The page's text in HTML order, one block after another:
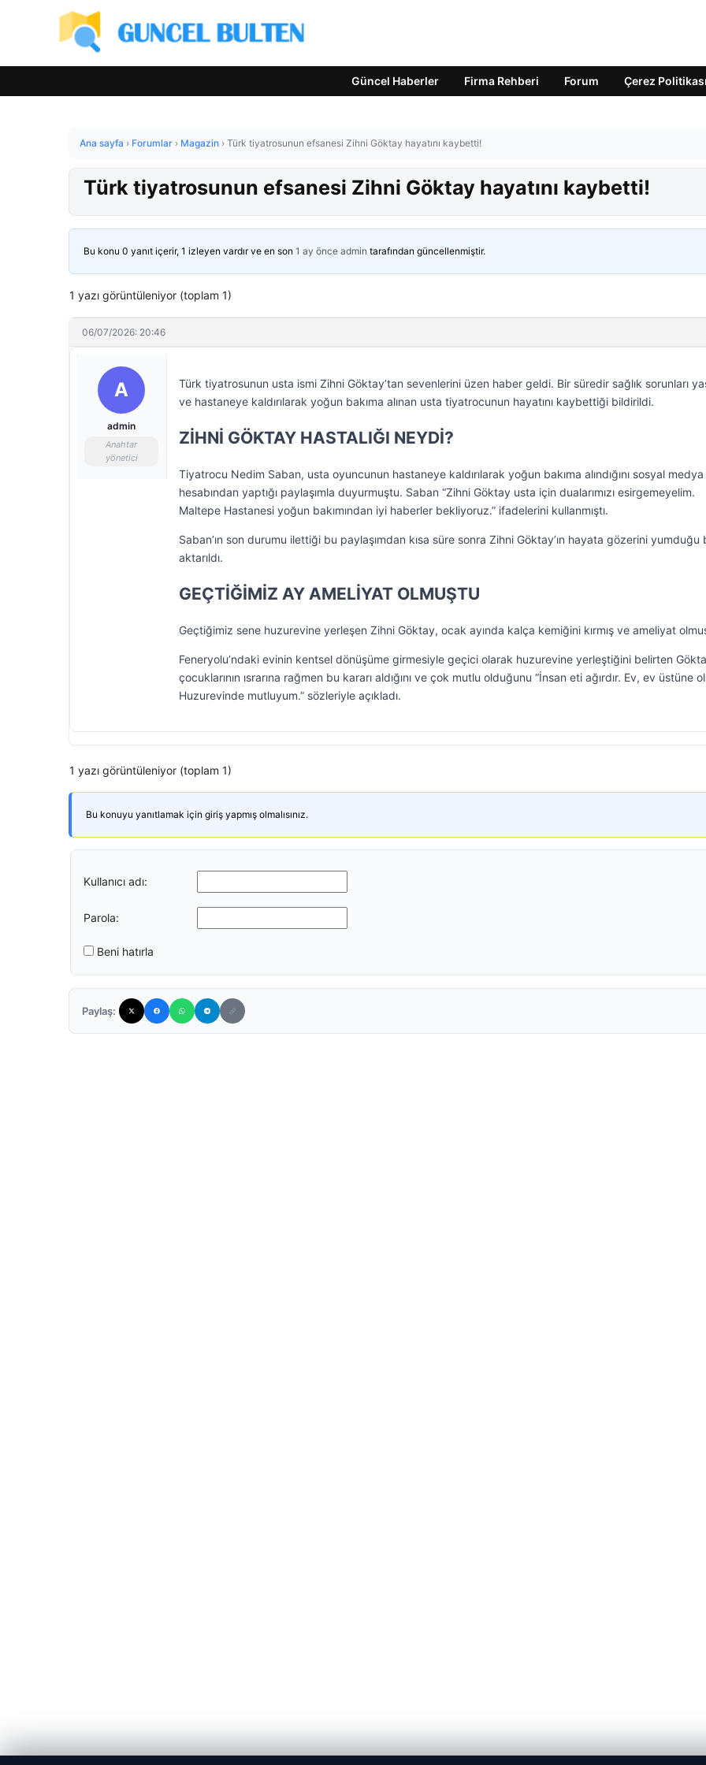
Güncel Haberler Firma Rehberi Forum Çerez Politikası
Ana sayfa › Forumlar › Magazin › Türk tiyatrosunun efsanesi Zihni Göktay hayatını kaybetti!
Türk tiyatrosunun efsanesi Zihni Göktay hayatını kaybetti!
Bu konu 0 yanıt içerir, 1 izleyen vardır ve en son 1 ay önce admin tarafından güncellenmiştir.
1 yazı görüntüleniyor (toplam 1)
06/07/2026: 20:46
A
admin
Anahtar
yönetici
Türk tiyatrosunun usta ismi Zihni Göktay’tan sevenlerini üzen haber geldi. Bir süredir sağlık sorunları
ve hastaneye kaldırılarak yoğun bakıma alınan usta tiyatrocunun hayatını kaybettiği bildirildi.
ZİHNİ GÖKTAY HASTALIĞI NEYDİ?
Tiyatrocu Nedim Saban, usta oyuncunun hastaneye kaldırılarak yoğun bakıma alındığını sosyal medya
hesabından yaptığı paylaşımla duyurmuştu. Saban “Zihni Göktay usta için dualarımızı esirgemeyelim.
Maltepe Hastanesi yoğun bakımından iyi haberler bekliyoruz.” ifadelerini kullanmıştı.
Saban’ın son durumu ilettiği bu paylaşımdan kısa süre sonra Zihni Göktay’ın hayata gözerini yumduğu
aktarıldı.
GEÇTİĞİMİZ AY AMELİYAT OLMUŞTU
Geçtiğimiz sene huzurevine yerleşen Zihni Göktay, ocak ayında kalça kemiğini kırmış ve ameliyat
Feneryolu’ndaki evinin kentsel dönüşüme girmesiyle geçici olarak huzurevine yerleştiğini belirten
çocuklarının ısrarına rağmen bu kararı aldığını ve çok mutlu olduğunu “İnsan eti ağırdır. Ev, ev üstüne
Huzurevinde mutluyum.” sözleriyle açıkladı.
1 yazı görüntüleniyor (toplam 1)
Bu konuyu yanıtlamak için giriş yapmış olmalısınız.
Kullanıcı adı:
Parola:
Beni hatırla
Paylaş: